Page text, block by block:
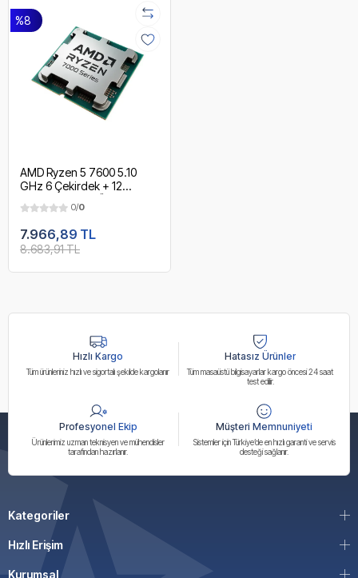
%8
AMD Ryzen 5 7600 5.10
GHz 6 Çekirdek + 12
5nm AM5 İşlemci
0/0
7.966,89 TL
8.683,91 TL
Hızlı Kargo
Tüm ürünleriniz hızlı ve sigortalı şekilde kargolanır
Hatasız Ürünler
Tüm masaüstü bilgisayarlar kargo öncesi 24 saat
test edilir.
Profesyonel Ekip
Ürünlerimiz uzman teknisyen ve mühendisler
tarafından hazırlanır.
Müşteri Memnuniyeti
Sistemler için Türkiye’de en hızlı garanti ve servis
desteği sağlanır.
Kategoriler
Hızlı Erişim
Kurumsal